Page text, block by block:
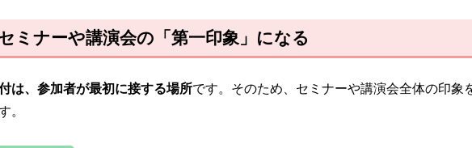
ミナーや講演会の「第一印象」になる
は、参加者が最初に接する場所です。そのため、セミナーや講演会全体の印象
。